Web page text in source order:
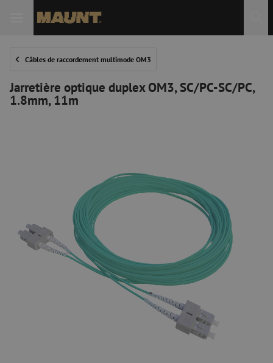
Câbles de raccordement multimode OM3
Jarretière optique duplex OM3, SC/PC-SC/PC,
1.8mm, 11m